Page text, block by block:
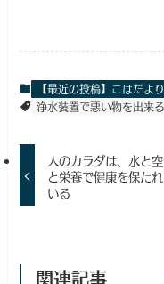
【最近の投稿】こはだより
浄水装置で悪い物を出来
人のカラダは、水と
と栄養で健康を保た
いる
関連記事